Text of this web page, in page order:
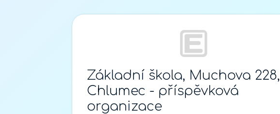
Základní škola, Muchova 228,
Chlumec - příspěvková
organizace